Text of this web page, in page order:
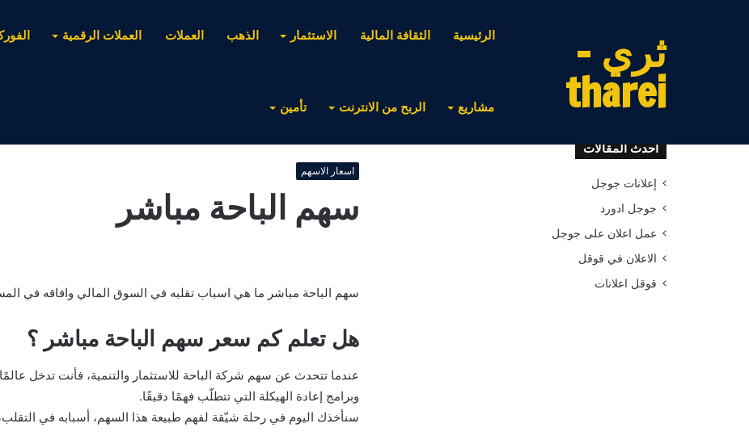
ثري -
tharei
الرئيسية الثقافة المالية الاستثمار الذهب العملات العملات الرقمية
مشاريع الربح من الانترنت تأمين
اسعار الاسهم
سهم الباحة مباشر
سهم الباحة مباشر ما هي اسباب تقلبه في السوق المالي وافاقه في
هل تعلم كم سعر سهم الباحة مباشر ؟
عندما تتحدث عن سهم شركة الباحة للاستثمار والتنمية، فأنت تدخل عالمًا
وبرامج إعادة الهيكلة التي تتطلّب فهمًا دقيقًا.
سنأخذك اليوم في رحلة شيّقة لفهم طبيعة هذا السهم، أسبابه في
أحدث المقالات
إعلانات جوجل
جوجل ادورد
عمل اعلان على جوجل
الاعلان في قوقل
قوقل اعلانات